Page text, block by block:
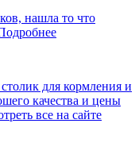
нашла то что
для кормления и
качества и цены
все на сайте